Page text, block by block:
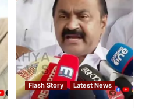
Flash Story Latest News